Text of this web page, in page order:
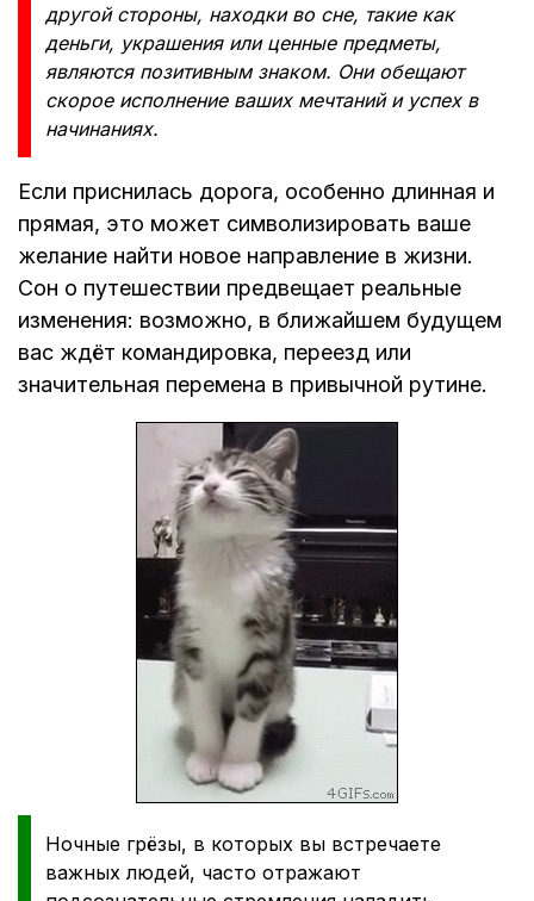
другой стороны, находки во сне, такие как
деньги, украшения или ценные предметы,
являются позитивным знаком. Они обещают
скорое исполнение ваших мечтаний и успех в
начинаниях.
Если приснилась дорога, особенно длинная и
прямая, это может символизировать ваше
желание найти новое направление в жизни.
Сон о путешествии предвещает реальные
изменения: возможно, в ближайшем будущем
вас ждёт командировка, переезд или
значительная перемена в привычной рутине.
Ночные грёзы, в которых вы встречаете
важных людей, часто отражают